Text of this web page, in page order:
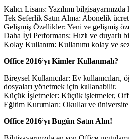
Kalıcı Lisans: Yazılımı
Tek Seferlik Satın Alma: Abonelik
Gelişmiş Özellikler: Yeni ve gelişmiş
Daha İyi Performans: Hızlı ve duyarlı
Kolay Kullanım: Kullanımı kolay ve
Office 2016’yı Kimler Kullanmalı?
Bireysel Kullanıcılar: Ev
dosyaları yönetmek için kullanabilir.
Küçük İşletmeler: Küçük işletmeler,
Eğitim Kurumları: Okullar ve
Office 2016’yı Bugün Satın Alın!